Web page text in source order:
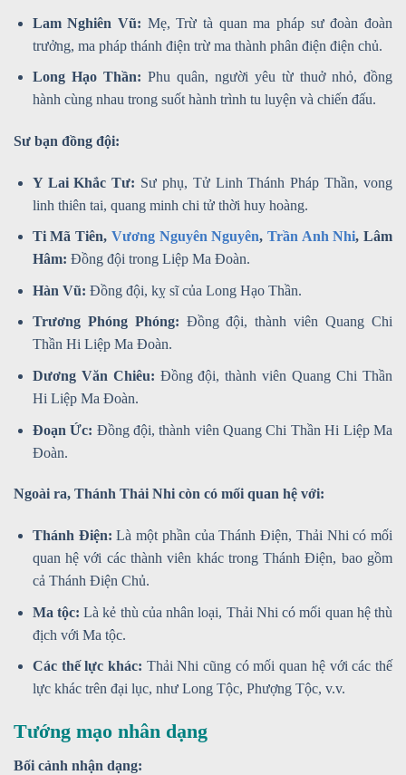
Lam Nghiên Vũ: Mẹ, Trừ tà quan ma pháp sư đoàn đoàn
trưởng, ma pháp thánh điện trừ ma thành phân điện điện chủ.
Long Hạo Thần: Phu quân, người yêu từ thuở nhỏ, đồng
hành cùng nhau trong suốt hành trình tu luyện và chiến đấu.
Sư bạn đồng đội:
Y Lai Khắc Tư: Sư phụ, Tử Linh Thánh Pháp Thần, vong
linh thiên tai, quang minh chi tử thời huy hoàng.
Ti Mã Tiên, Vương Nguyên Nguyên, Trần Anh Nhi, Lâm
Hâm: Đồng đội trong Liệp Ma Đoàn.
Hàn Vũ: Đồng đội, kỵ sĩ của Long Hạo Thần.
Trương Phóng Phóng: Đồng đội, thành viên Quang Chi
Thần Hi Liệp Ma Đoàn.
Dương Văn Chiêu: Đồng đội, thành viên Quang Chi Thần
Hi Liệp Ma Đoàn.
Đoạn Ức: Đồng đội, thành viên Quang Chi Thần Hi Liệp Ma
Đoàn.
Ngoài ra, Thánh Thải Nhi còn có mối quan hệ với:
Thánh Điện: Là một phần của Thánh Điện, Thải Nhi có mối
quan hệ với các thành viên khác trong Thánh Điện, bao gồm
cả Thánh Điện Chủ.
Ma tộc: Là kẻ thù của nhân loại, Thải Nhi có mối quan hệ thù
địch với Ma tộc.
Các thế lực khác: Thải Nhi cũng có mối quan hệ với các thế
lực khác trên đại lục, như Long Tộc, Phượng Tộc, v.v.
Tướng mạo nhân dạng
Bối cảnh nhận dạng: